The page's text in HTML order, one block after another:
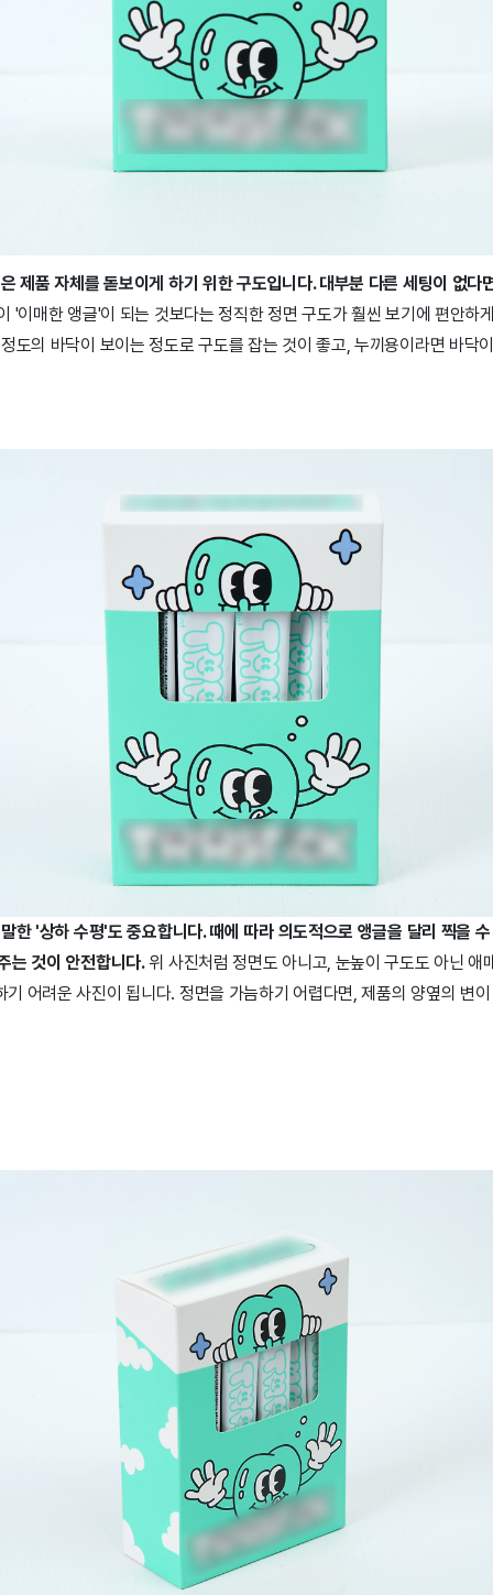
제품 자체를 돋보이게 하기 위한 구도입니다. 대부분 다른 세팅이 없다
'이매한 앵글'이 되는 것보다는 정직한 정면 구도가 훨씬 보기에 편안하
도의 바닥이 보이는 정도로 구도를 잡는 것이 좋고, 누끼용이라면 바닥
한 '상하 수평'도 중요합니다. 때에 따라 의도적으로 앵글을 달리 찍을
는 것이 안전합니다.위 사진처럼 정면도 아니고, 눈높이 구도도 아닌 애
기 어려운 사진이 됩니다. 정면을 가늠하기 어렵다면, 제품의 양옆의 변